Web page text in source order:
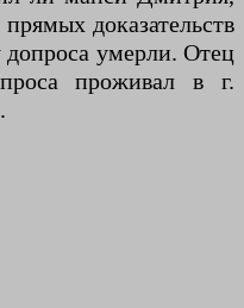
доказательств
умерли. Отец
проживал в г.